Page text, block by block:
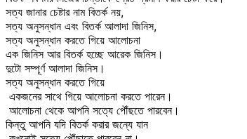
সত্য জানার চেষ্টার নাম বিতর্ক নয়,
সত্য অনুসন্ধান এবং বিতর্ক আলাদা জিনিস,
সত্য অনুসন্ধান করতে গিয়ে আলোচনা
এক জিনিস আর বিতর্ক হচ্ছে আরেক জিনিস।
দুটো সম্পূর্ণ আলাদা জিনিস।
সত্য অনুসন্ধান করতে গিয়ে
একজনের সাথে গিয়ে আলোচনা করতে পারেন।
আলোচনা থেকে আপনি সত্যে পৌঁছতে পারবেন।
কিন্তু আপনি যদি বিতর্ক করার জন্যে যান